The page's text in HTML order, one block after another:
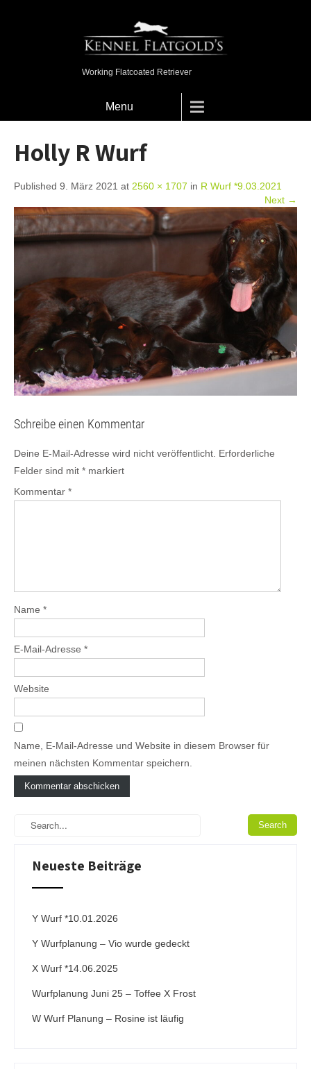
Working Flatcoated Retriever
Menu
Holly R Wurf
Published 9. März 2021 at 2560 × 1707 in R Wurf *9.03.2021
Next →
Schreibe einen Kommentar
Deine E-Mail-Adresse wird nicht veröffentlicht. Erforderliche
Felder sind mit * markiert
Kommentar *
Name *
E-Mail-Adresse *
Website
Name, E-Mail-Adresse und Website in diesem Browser für
meinen nächsten Kommentar speichern.
Neueste Beiträge
Y Wurf *10.01.2026
Y Wurfplanung – Vio wurde gedeckt
X Wurf *14.06.2025
Wurfplanung Juni 25 – Toffee X Frost
W Wurf Planung – Rosine ist läufig